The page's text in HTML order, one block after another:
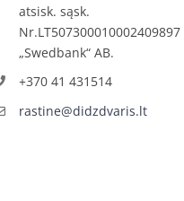
atsisk. sąsk.
Nr.LT507300010002409897
„Swedbank“ AB.
+370 41 431514
rastine@didzdvaris.lt